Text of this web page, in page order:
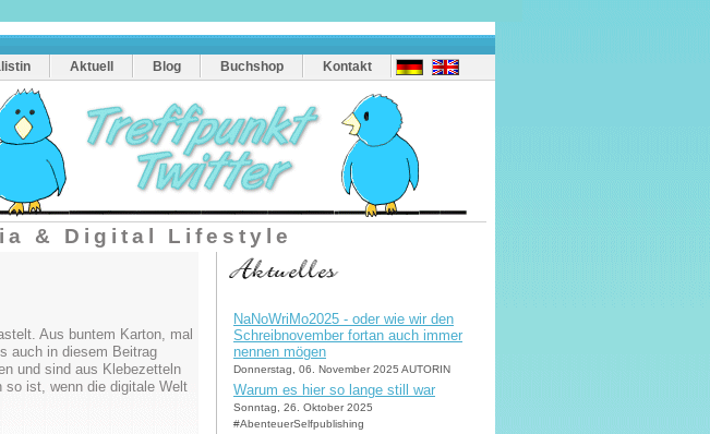
Aktuell Blog Buchshop Kontakt
& Digital Lifestyle
Aus buntem Karton, mal
auch in diesem Beitrag
und sind aus Klebezetteln
ist, wenn die digitale Welt
NaNoWriMo2025 - oder wie wir den
Schreibnovember fortan auch immer
nennen mögen
Donnerstag, 06. November 2025 AUTORIN
Warum es hier so lange still war
Sonntag, 26. Oktober 2025
#AbenteuerSelfpublishing